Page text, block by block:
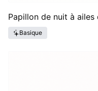
Papillon de nuit à
Basique